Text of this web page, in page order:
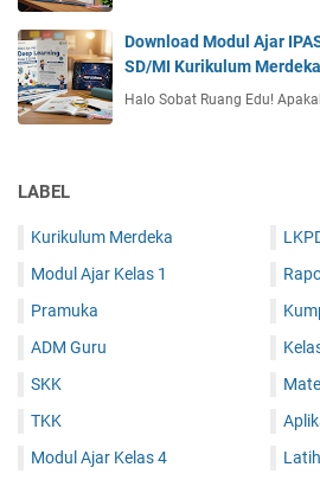
Download Modul Ajar
SD/MI Kurikulum
Halo Sobat Ruang Edu!
LABEL
Kurikulum Merdeka
Modul Ajar Kelas 1
Pramuka
ADM Guru
SKK
TKK
Modul Ajar Kelas 4